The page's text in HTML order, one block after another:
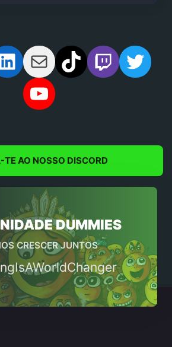
MailTikTokTwitch
YouTube
AO NOSSO DISCORD
DUMMIES
CRESCER JUNTOS